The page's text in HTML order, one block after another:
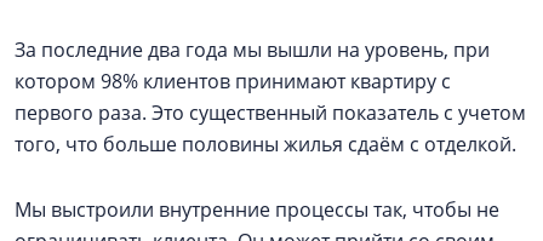
За последние два года мы вышли на уровень, при
котором 98% клиентов принимают квартиру с
первого раза. Это существенный показатель с учетом
того, что больше половины жилья сдаём с отделкой.
Мы выстроили внутренние процессы так, чтобы не